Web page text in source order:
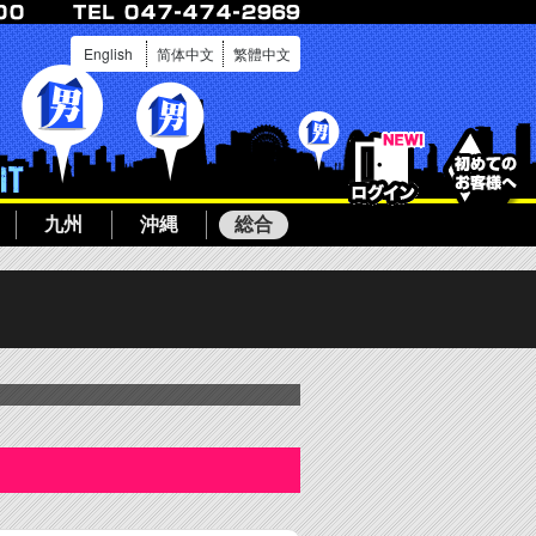
English 简体中文 繁體中文
九州 沖縄 総合
ボーイ募集
ログイン